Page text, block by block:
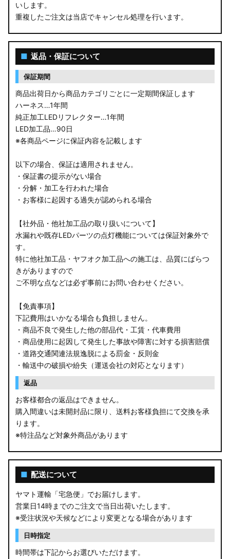
いします。
重複したご注文は当店でキャンセル処理を行います。
■ 返品・保証について
保証期間
商品出荷日から商品カテゴリごとに一定期間保証します
ハーネス…1年間
純正加工LEDリフレクター…1年間
LED加工品…90日
※各商品ページに保証内容を記載します
以下の場合、保証は適用されません。
・保証書の提示がない場合
・分解・加工を行われた場合
・お客様に起因する過失が認められる場合
【社外品・他社加工品の取り扱いについて】
水漏れや既存LEDパーツの点灯機能については保証対象外で
す。
特に他社加工品・ヤフオク加工品への施工は、品質にばらつ
きがありますので
ご不明な点などは必ず事前にお問い合わせください。
【免責事項】
下記費用はいかなる場合も負担しません。
・商品不良で発生した他の部品代・工賃・代車費用
・商品使用に起因して発生した事故や障害に対する損害賠償
・道路交通関連法規逸脱による罰金・反則金
・輸送中の破損や紛失（運送会社の対応となります）
返品
お客様都合の返品はできません。
購入間違いは未開封品に限り、送料お客様負担にて交換を承
ります。
※特注品など対象外商品があります
■ 配送について
ヤマト運輸「宅急便」でお届けします。
営業日14時までのご注文で当日出荷いたします。
※受注状況や天候などにより変更となる場合があります
日時指定
時間帯は下記からお選びいただけます。